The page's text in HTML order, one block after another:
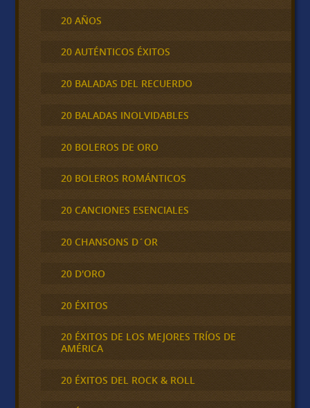
20 AÑOS
20 AUTÉNTICOS ÉXITOS
20 BALADAS DEL RECUERDO
20 BALADAS INOLVIDABLES
20 BOLEROS DE ORO
20 BOLEROS ROMÁNTICOS
20 CANCIONES ESENCIALES
20 CHANSONS D´OR
20 D'ORO
20 ÉXITOS
20 ÉXITOS DE LOS MEJORES TRÍOS DE
AMÉRICA
20 ÉXITOS DEL ROCK & ROLL